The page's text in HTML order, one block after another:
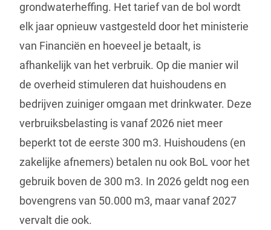
grondwaterheffing. Het tarief van de bol wordt
elk jaar opnieuw vastgesteld door het ministerie
van Financiën en hoeveel je betaalt, is
afhankelijk van het verbruik. Op die manier wil
de overheid stimuleren dat huishoudens en
bedrijven zuiniger omgaan met drinkwater. Deze
verbruiksbelasting is vanaf 2026 niet meer
beperkt tot de eerste 300 m3. Huishoudens (en
zakelijke afnemers) betalen nu ook BoL voor het
gebruik boven de 300 m3. In 2026 geldt nog een
bovengrens van 50.000 m3, maar vanaf 2027
vervalt die ook.